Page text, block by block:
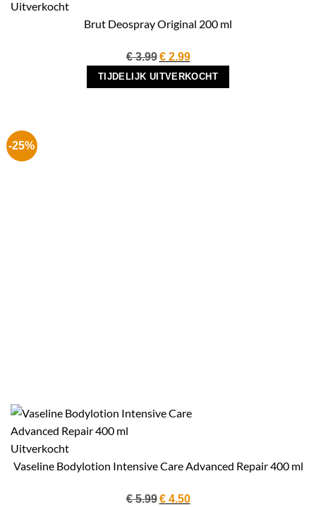
Uitverkocht
Brut Deospray Original 200 ml
€3.99 Oorspronkelijke
prijs
was:
€2.99Huidige
prijs
is:
TIJDELIJK UITVERKOCHT
-25%
Uitverkocht
Vaseline Bodylotion Intensive Care Advanced Repair 400 ml
€5.99 Oorspronkelijke
€4.50Huidige